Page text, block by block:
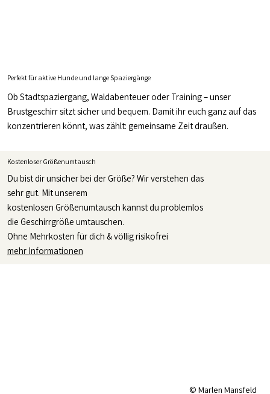
Perfekt für aktive Hunde und lange Spaziergänge
Ob Stadtspaziergang, Waldabenteuer oder Training – unser
Brustgeschirr sitzt sicher und bequem. Damit ihr euch ganz auf das
konzentrieren könnt, was zählt: gemeinsame Zeit draußen.
Kostenloser Größenumtausch
Du bist dir unsicher bei der Größe? Wir verstehen das
sehr gut. Mit unserem
kostenlosen Größenumtausch kannst du problemlos
die Geschirrgröße umtauschen.
Ohne Mehrkosten für dich & völlig risikofrei
mehr Informationen
© Marlen Mansfeld